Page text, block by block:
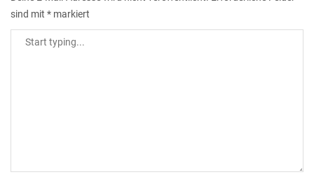
sind mit * markiert